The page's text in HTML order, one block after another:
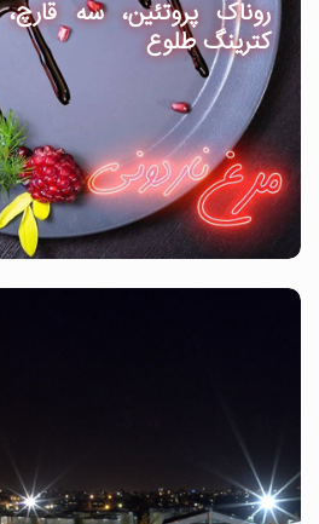
روناک پروتئین، سه قارچ،
کترینگ طلوع